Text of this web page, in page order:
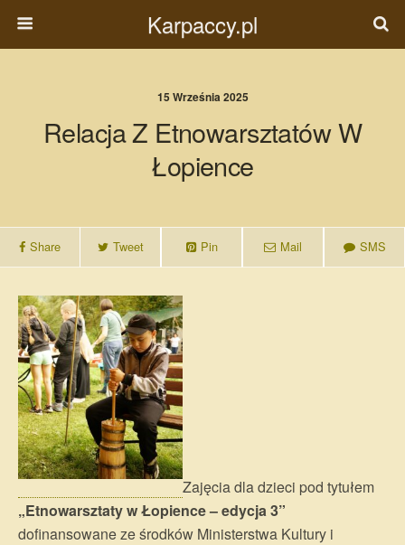
Karpaccy.pl
15 Września 2025
Relacja Z Etnowarsztatów W
Łopience
Share Tweet Pin Mail SMS
Zajęcia dla dzieci pod tytułem
„Etnowarsztaty w Łopience – edycja 3”
dofinansowane ze środków Ministerstwa Kultury i